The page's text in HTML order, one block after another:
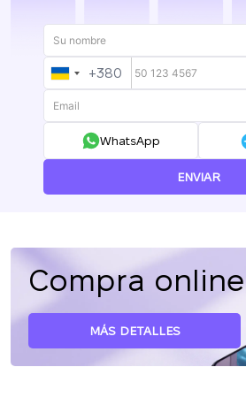
UKRAINE
+380
+380
WhatsApp
ENVIAR
Compra online
MÁS DETALLES